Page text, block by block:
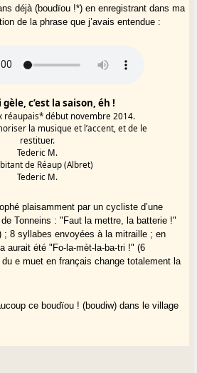
déjà (boudïou !*) en enregistrant dans ma
de la phrase que j’avais entendue :
gèle, c’est la saison, éh !
réaupais* début novembre 2014.
la musique et l’accent, et de le
restituer.
Tederic M.
de Réaup (Albret)
Tederic M.
plaisamment par un cycliste d’une
Tonneins : "Faut la mettre, la batterie !"
; 8 syllabes envoyées à la mitraille ; en
aurait été "Fo-la-mèt-la-ba-tri !" (6
e muet en français change totalement la
ce boudïou ! (boudiw) dans le village